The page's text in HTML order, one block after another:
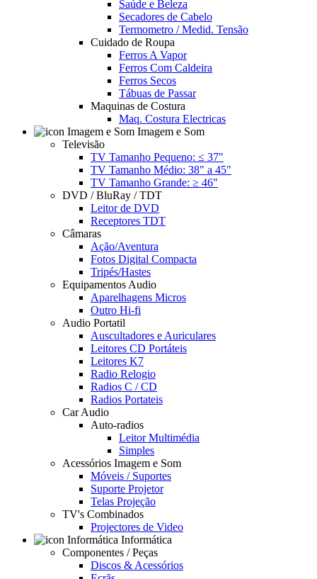
Saúde e Beleza
Secadores de Cabelo
Termometro / Medid. Tensão
Cuidado de Roupa
Ferros A Vapor
Ferros Com Caldeira
Ferros Secos
Tábuas de Passar
Maquinas de Costura
Maq. Costura Electricas
Imagem e Som
Televisão
TV Tamanho Pequeno: ≤ 37"
TV Tamanho Médio: 38" a 45"
TV Tamanho Grande: ≥ 46"
DVD / BluRay / TDT
Leitor de DVD
Receptores TDT
Câmaras
Ação/Aventura
Fotos Digital Compacta
Tripés/Hastes
Equipamentos Audio
Aparelhagens Micros
Outro Hi-fi
Audio Portatil
Auscultadores e Auriculares
Leitores CD Portáteis
Leitores K7
Radio Relogio
Radios C / CD
Radios Portateis
Car Audio
Auto-radios
Leitor Multimédia
Simples
Acessórios Imagem e Som
Móveis / Suportes
Suporte Projetor
Telas Projeção
TV's Combinados
Projectores de Video
Informática
Componentes / Peças
Discos & Acessórios